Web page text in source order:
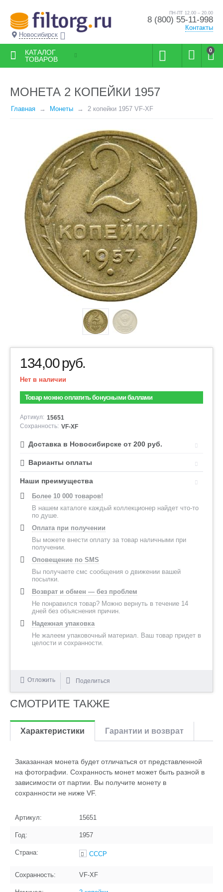
Новосибирск
ПН-ПТ 12.00 – 20.00
8 (800) 55-11-998
Контакты
0
КАТАЛОГ
ТОВАРОВ
МОНЕТА 2 КОПЕЙКИ 1957
Главная Монеты 2 копейки 1957 VF-XF
134,00руб.
Нет в наличии
Товар можно оплатить бонусными баллами
Артикул: 15651
Сохранность: VF-XF
Доставка в Новосибирске от 200 руб.
Варианты оплаты
Наши преимущества
Более 10 000 товаров!
В нашем каталоге каждый коллекционер найдет что-то
по душе.
Оплата при получении
Вы можете внести оплату за товар наличными при
получении.
Оповещение по SMS
Вы получаете смс сообщения о движении вашей
посылки.
Возврат и обмен — без проблем
Не понравился товар? Можно вернуть в течение 14
дней без объяснения причин.
Надежная упаковка
Не жалеем упаковочный материал. Ваш товар придет в
целости и сохранности.
Отложить Поделиться
СМОТРИТЕ ТАКЖЕ
Характеристики Гарантии и возврат
Заказанная монета будет отличаться от представленной
на фотографии. Сохранность монет может быть разной в
зависимости от партии. Вы получите монету в
сохранности не ниже VF.
Артикул: 15651
Год: 1957
Страна: СССР
Сохранность: VF-XF